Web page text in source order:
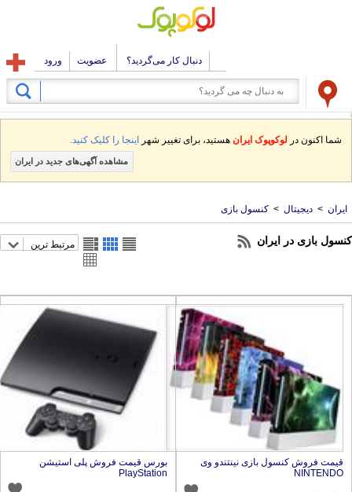
دنبال کار می‌گردید؟ عضویت ورود
شما اکنون در لوکوپوک ایرانهستید، برای تغییر شهراینجا را کلیک کنید.
مشاهده آگهی‌های جدید در ایران
> دیجیتال > کنسول بازی
بازی در ایران مرتبط ترین
قیمت فروش کنسول بازی نینتندو وی
NINTENDO
بورس قیمت فروش پلی استیشن
PlayStation